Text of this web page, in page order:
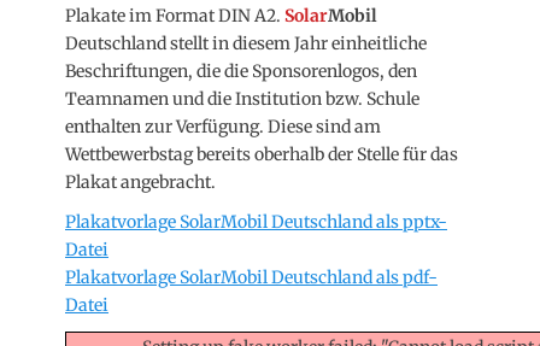
Plakate im Format DIN A2. SolarMobil
Deutschland stellt in diesem Jahr einheitliche
Beschriftungen, die die Sponsorenlogos, den
Teamnamen und die Institution bzw. Schule
enthalten zur Verfügung. Diese sind am
Wettbewerbstag bereits oberhalb der Stelle für das
Plakat angebracht.
Plakatvorlage SolarMobil Deutschland als pptx-
Datei
Plakatvorlage SolarMobil Deutschland als pdf-
Datei